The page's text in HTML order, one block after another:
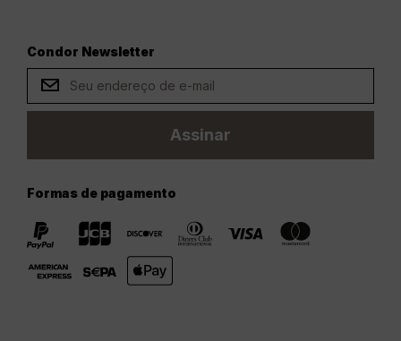
Condor Newsletter
Assinar
Formas de pagamento